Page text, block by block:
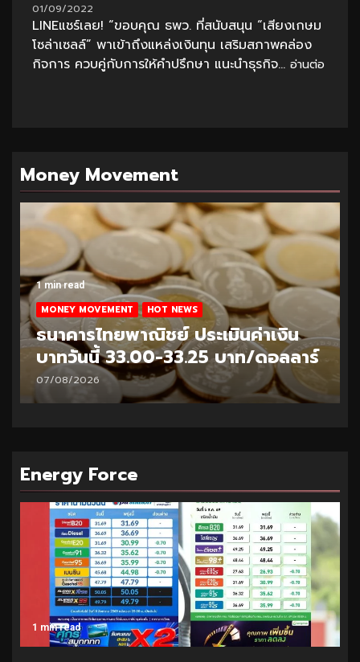
01/09/2022
LINEแชร์เลย! “ขอบคุณ ธพว. ที่สนับสนุน “เสียงเกษม
โซล่าเซลล์” พาเข้าถึงแหล่งเงินทุน เสริมสภาพคล่อง
กิจการ ควบคู่กับการให้คำปรึกษา แนะนำธุรกิจ... อ่านต่อ
Money Movement
1 min read
MONEY MOVEMENT HOT NEWS
ธนาคารไทยพาณิชย์ ประเมินค่าเงิน
บาทวันนี้ 32.95-33.20 บาท/ดอลลาร์
06/08/2026
Energy Force
1 min read